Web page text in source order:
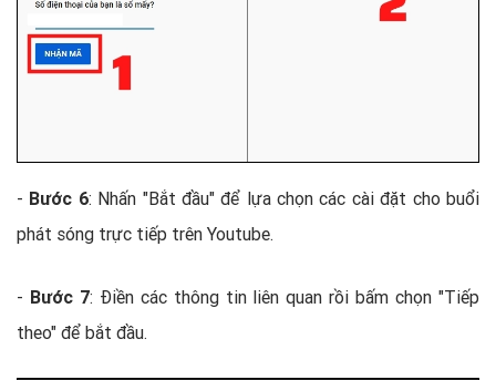
- Bước 6: Nhấn "Bắt đầu" để lựa chọn các cài đặt cho buổi
phát sóng trực tiếp trên Youtube.
- Bước 7: Điền các thông tin liên quan rồi bấm chọn "Tiếp
theo" để bắt đầu.